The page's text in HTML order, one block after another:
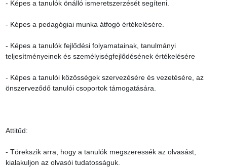
- Képes a tanulók önálló ismeretszerzését segíteni.
- Képes a pedagógiai munka átfogó értékelésére.
- Képes a tanulók fejlődési folyamatainak, tanulmányi
teljesítményeinek és személyiségfejlődésének értékelésére
- Képes a tanulói közösségek szervezésére és vezetésére, az
önszerveződő tanulói csoportok támogatására.
Attitűd:
- Törekszik arra, hogy a tanulók megszeressék az olvasást,
kialakuljon az olvasói tudatosságuk.